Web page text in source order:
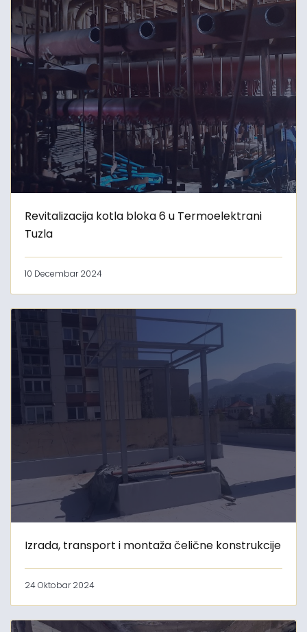
Revitalizacija kotla bloka 6 u Termoelektrani
Tuzla
10 Decembar 2024
Izrada, transport i montaža čelične konstrukcije
24 Oktobar 2024